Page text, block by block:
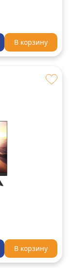
В корзину
В корзину